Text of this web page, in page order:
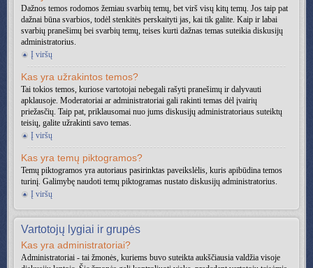
Dažnos temos rodomos žemiau svarbių temų, bet virš visų kitų temų. Jos taip pat
dažnai būna svarbios, todėl stenkitės perskaityti jas, kai tik galite. Kaip ir labai
svarbių pranešimų bei svarbių temų, teises kurti dažnas temas suteikia diskusijų
administratorius.
Į viršų
Kas yra užrakintos temos?
Tai tokios temos, kuriose vartotojai nebegali rašyti pranešimų ir dalyvauti
apklausoje. Moderatoriai ar administratoriai gali rakinti temas dėl įvairių
priežasčių. Taip pat, priklausomai nuo jums diskusijų administratoriaus suteiktų
teisių, galite užrakinti savo temas.
Į viršų
Kas yra temų piktogramos?
Temų piktogramos yra autoriaus pasirinktas paveikslėlis, kuris apibūdina temos
turinį. Galimybę naudoti temų piktogramas nustato diskusijų administratorius.
Į viršų
Vartotojų lygiai ir grupės
Kas yra administratoriai?
Administratoriai - tai žmonės, kuriems buvo suteikta aukščiausia valdžia visoje